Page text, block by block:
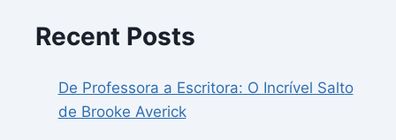
Recent Posts
De Professora a Escritora: O Incrível Salto
de Brooke Averick